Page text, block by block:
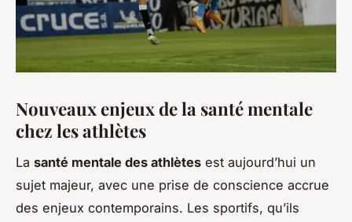
Nouveaux enjeux de la santé mentale
chez les athlètes
La santé mentale des athlètes est aujourd’hui un
sujet majeur, avec une prise de conscience accrue
des enjeux contemporains. Les sportifs, qu’ils